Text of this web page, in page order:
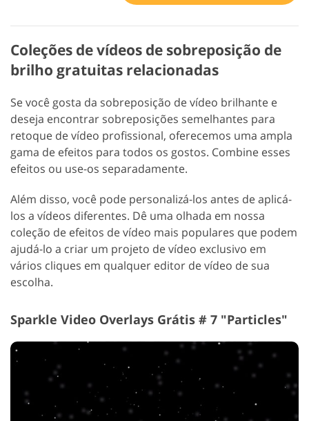
Coleções de vídeos de sobreposição de
brilho gratuitas relacionadas
Se você gosta da sobreposição de vídeo brilhante e
deseja encontrar sobreposições semelhantes para
retoque de vídeo profissional, oferecemos uma ampla
gama de efeitos para todos os gostos. Combine esses
efeitos ou use-os separadamente.
Além disso, você pode personalizá-los antes de aplicá-
los a vídeos diferentes. Dê uma olhada em nossa
coleção de efeitos de vídeo mais populares que podem
ajudá-lo a criar um projeto de vídeo exclusivo em
vários cliques em qualquer editor de vídeo de sua
escolha.
Sparkle Video Overlays Grátis # 7 "Particles"